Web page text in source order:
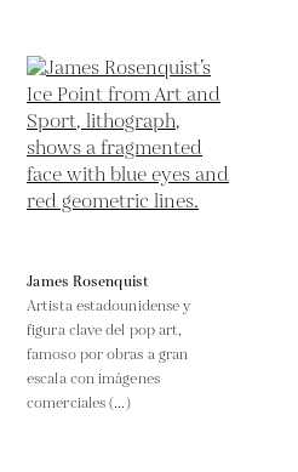
James Rosenquist
Artista estadounidense y
figura clave del pop art,
famoso por obras a gran
escala con imágenes
comerciales (...)